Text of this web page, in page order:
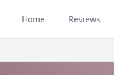
Home Reviews